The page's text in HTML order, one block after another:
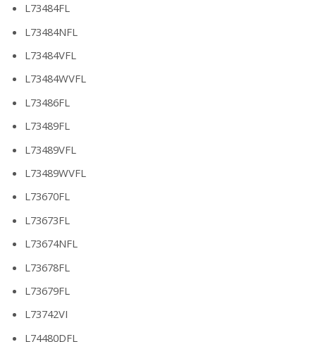
L73484FL
L73484NFL
L73484VFL
L73484WVFL
L73486FL
L73489FL
L73489VFL
L73489WVFL
L73670FL
L73673FL
L73674NFL
L73678FL
L73679FL
L73742VI
L74480DFL